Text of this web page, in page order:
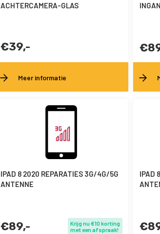
ACHTERCAMERA-GLAS
€39,-
Meer informatie
IPAD 8 2020 REPARATIES 3G/4G/5G
ANTENNE
€89,-
Krijg nu €10 korting
met een afspraak!
IPAD